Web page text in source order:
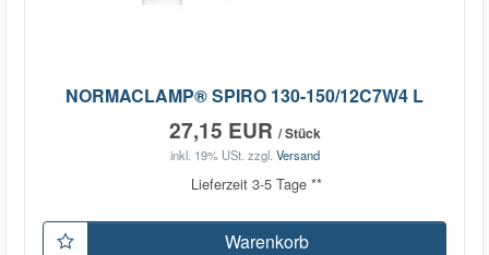
NORMACLAMP® SPIRO 130-150/12C7W4 L
27,15 EUR / Stück
inkl. 19% USt. zzgl. Versand
Lieferzeit 3-5 Tage **
Warenkorb